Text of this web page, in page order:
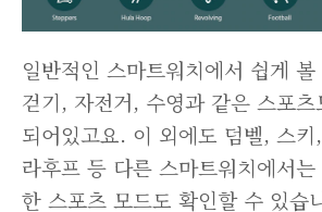
일반적인 스마트워치에서 쉽게
걷기, 자전거, 수영과 같은 스포
되어있고요. 이 외에도 덤벨, 스
라후프 등 다른 스마트워치에서
한 스포츠 모드도 확인할 수 있습